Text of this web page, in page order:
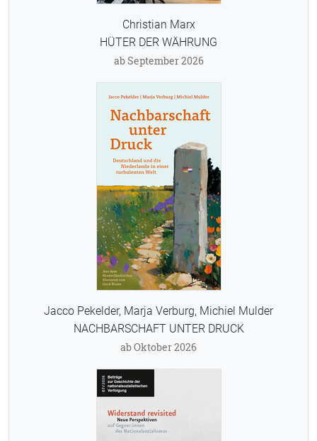
Christian Marx
HÜTER DER WÄHRUNG
ab September 2026
Jacco Pekelder, Marja Verburg, Michiel Mulder
NACHBARSCHAFT UNTER DRUCK
ab Oktober 2026